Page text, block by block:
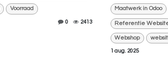
Voorraad
0 2413
Maatwerk in Odoo
Referentie
Webshop
1 aug. 2025